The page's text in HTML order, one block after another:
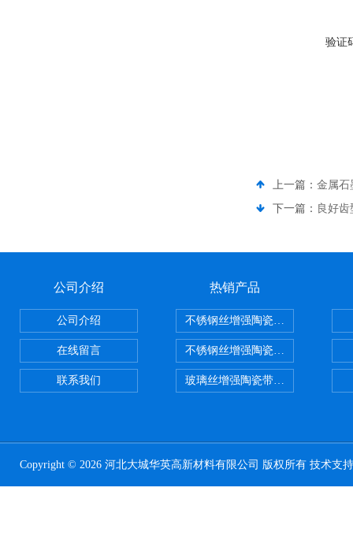
验证
上一篇： 金属石
下一篇： 良好
公司介绍
公司介绍
在线留言
联系我们
热销产品
不锈钢丝增强陶瓷纤维布，陶瓷布
不锈钢丝增强陶瓷纤维布应用范围
玻璃丝增强陶瓷带，硅酸铝纤维
Copyright © 2026 河北大城华英高新材料有限公司 版权所有 技术支